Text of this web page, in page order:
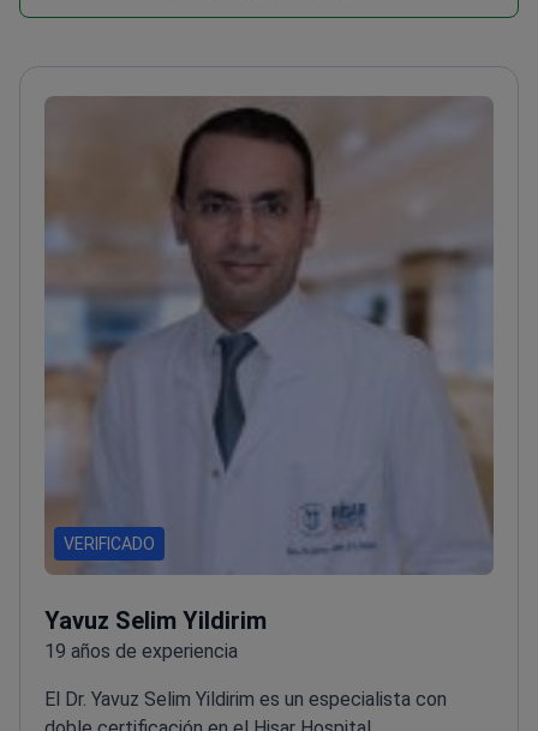
VERIFICADO
Yavuz Selim Yildirim
19 años de experiencia
El Dr. Yavuz Selim Yildirim es un especialista con